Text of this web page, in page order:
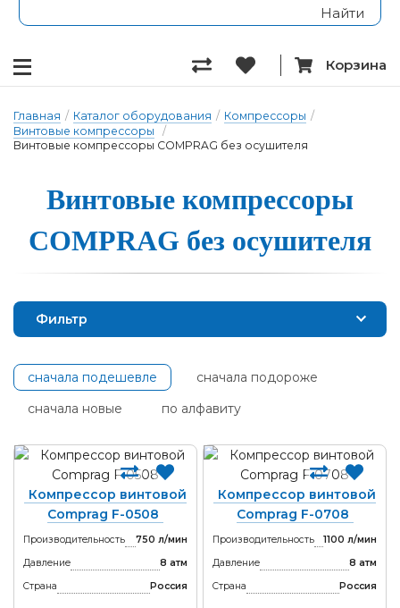
Корзина
Главная / Каталог оборудования / Компрессоры /
Винтовые компрессоры
/
Винтовые компрессоры COMPRAG без осушителя
Вин­то­вые ком­прес­со­ры
COMPRAG без о­су­ши­те­ля
Фильтр
сначала подешевле
сначала подороже
сначала новые
по алфавиту
Компрессор винтовой
Comprag F-0508
Производительность
750 л/мин
Давление
8 атм
Страна
Россия
Компрессор винтовой
Comprag F-0708
Производительность
1100 л/мин
Давление
8 атм
Страна
Россия